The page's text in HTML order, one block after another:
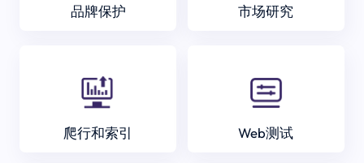
品牌保护 市场研究
爬行和索引 Web测试